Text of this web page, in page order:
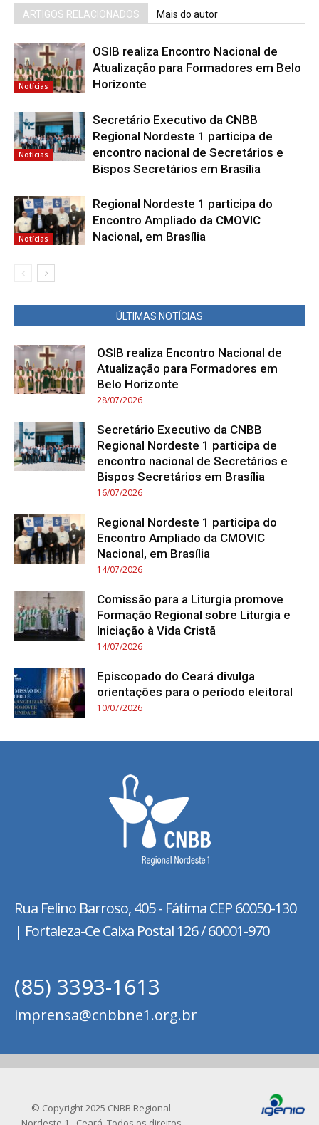
ARTIGOS RELACIONADOS Mais do autor
Notícias
OSIB realiza Encontro Nacional de
Atualização para Formadores em Belo
Horizonte
Notícias
Secretário Executivo da CNBB
Regional Nordeste 1 participa de
encontro nacional de Secretários e
Bispos Secretários em Brasília
Notícias
Regional Nordeste 1 participa do
Encontro Ampliado da CMOVIC
Nacional, em Brasília
ÚLTIMAS NOTÍCIAS
OSIB realiza Encontro Nacional de
Atualização para Formadores em
Belo Horizonte
28/07/2026
Secretário Executivo da CNBB
Regional Nordeste 1 participa de
encontro nacional de Secretários e
Bispos Secretários em Brasília
16/07/2026
Regional Nordeste 1 participa do
Encontro Ampliado da CMOVIC
Nacional, em Brasília
14/07/2026
Comissão para a Liturgia promove
Formação Regional sobre Liturgia e
Iniciação à Vida Cristã
14/07/2026
Episcopado do Ceará divulga
orientações para o período eleitoral
10/07/2026
Rua Felino Barroso, 405 - FátimaCEP 60050-130
| Fortaleza-Ce Caixa Postal 126 / 60001-970
(85) 3393-1613
imprensa@cnbbne1.org.br
© Copyright 2025 CNBB Regional